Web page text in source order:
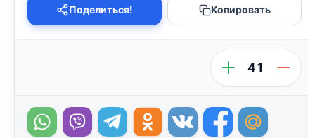
Поделиться! Копировать
41